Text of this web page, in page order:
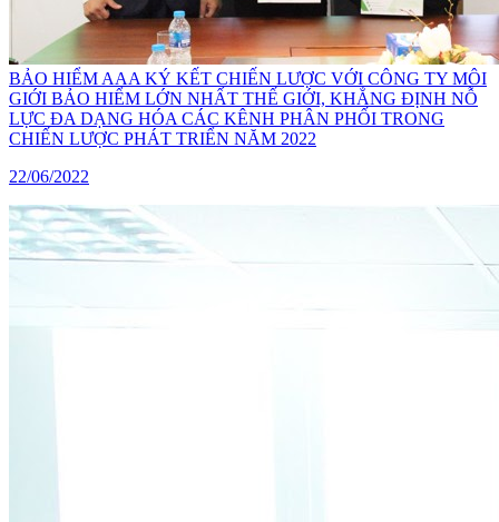
BẢO HIỂM AAA KÝ KẾT CHIẾN LƯỢC VỚI CÔNG TY MÔI
GIỚI BẢO HIỂM LỚN NHẤT THẾ GIỚI, KHẲNG ĐỊNH NỖ
LỰC ĐA DẠNG HÓA CÁC KÊNH PHÂN PHỐI TRONG
CHIẾN LƯỢC PHÁT TRIỂN NĂM 2022
22/06/2022